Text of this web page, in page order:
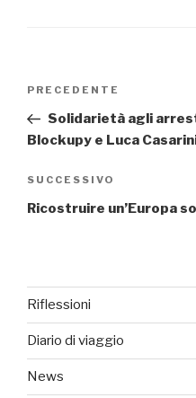
Navigazione
Articolo
precedente:
PRECEDENTE
Solidarietà agli
Blockupy e Luca
Articolo
successivo
SUCCESSIVO
Ricostruire un’Europa
Riflessioni
Diario di viaggio
News